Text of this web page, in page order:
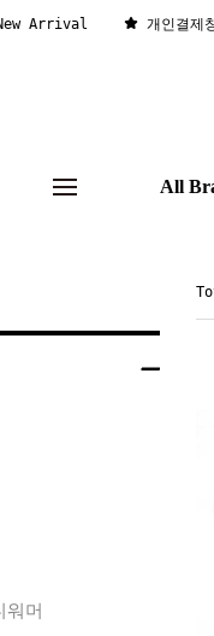
Arrival 개인결제
All
워머